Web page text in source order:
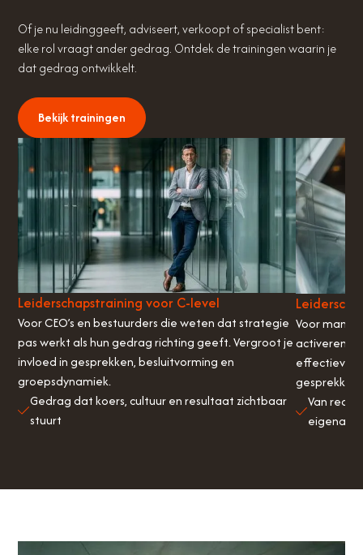
Of je nu leidinggeeft, adviseert, verkoopt of specialist bent:
elke rol vraagt ander gedrag. Ontdek de trainingen waarin je
dat gedrag ontwikkelt.
Bekijk trainingen
Leiderschapstraining voor C-level
Voor CEO’s en bestuurders die weten dat strategie
pas werkt als hun gedrag richting geeft. Vergroot je
invloed in gesprekken, besluitvorming en
groepsdynamiek.
Gedrag dat koers, cultuur en resultaat zichtbaar
stuurt
Voor
activeren in
effectiever
gesprekken.
Van